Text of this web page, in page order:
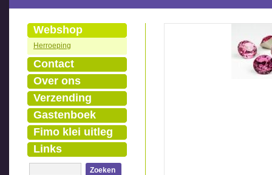
Webshop
Herroeping
Contact
Over ons
Verzending
Gastenboek
Fimo klei uitleg
Links
Zoeken